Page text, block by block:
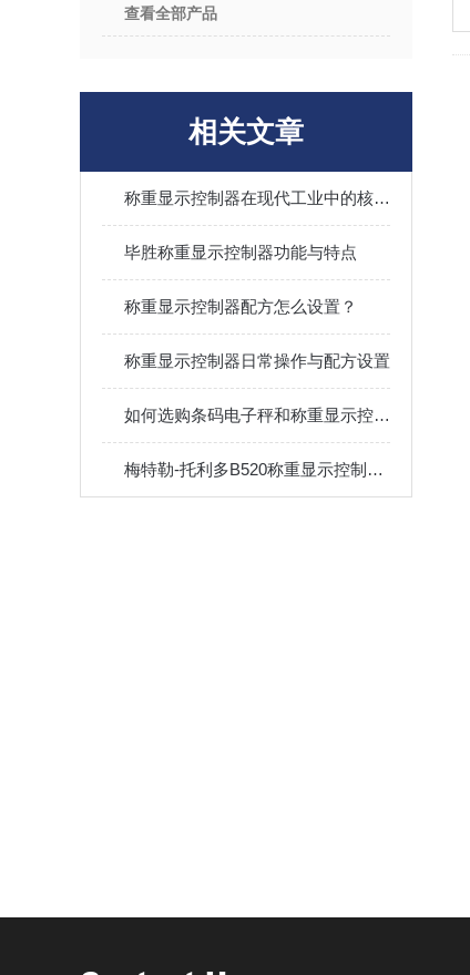
查看全部产品
相关文章
称重显示控制器在现代工业中的核心应用与价值
毕胜称重显示控制器功能与特点
称重显示控制器配方怎么设置？
称重显示控制器日常操作与配方设置
如何选购条码电子秤和称重显示控制器
梅特勒-托利多B520称重显示控制器的特点和利益